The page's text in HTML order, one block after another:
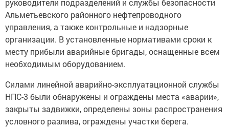
руководители подразделений и службы безопасности
Альметьевского районного нефтепроводного
управления, а также контрольные и надзорные
организации. В установленные нормативами сроки к
месту прибыли аварийные бригады, оснащенные всем
необходимым оборудованием.
Силами линейной аварийно-эксплуатационной службы
НПС-3 были обнаружены и ограждены места «аварии»,
закрыты задвижки, определены зоны распространения
условного разлива, ограждены участки берега.